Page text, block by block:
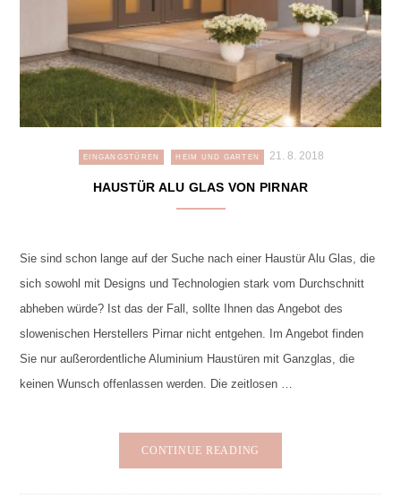
EINGANGSTÜREN HEIM UND GARTEN 21. 8. 2018
HAUSTÜR ALU GLAS VON PIRNAR
Sie sind schon lange auf der Suche nach einer Haustür Alu Glas, die
sich sowohl mit Designs und Technologien stark vom Durchschnitt
abheben würde? Ist das der Fall, sollte Ihnen das Angebot des
slowenischen Herstellers Pirnar nicht entgehen. Im Angebot finden
Sie nur außerordentliche Aluminium Haustüren mit Ganzglas, die
keinen Wunsch offenlassen werden. Die zeitlosen …
CONTINUE READING